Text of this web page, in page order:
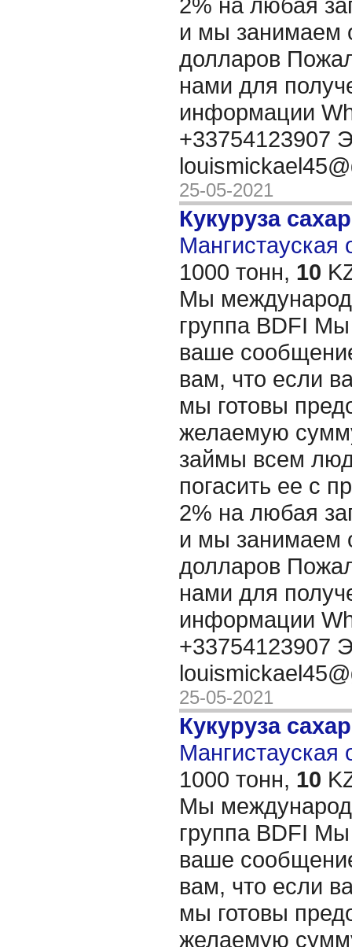
и мы занимаем
долларов
нами для
информации
+33754123907
25-05-2021
Кукуруза
Мангистауская
1000 тонн, 10
Мы
группа BDFI Мы
ваше
вам, что если
мы готовы
желаемую
займы всем
погасить ее с
2% на любая
и мы занимаем
долларов
нами для
информации
+33754123907
25-05-2021
Кукуруза
Мангистауская
1000 тонн, 10
Мы
группа BDFI Мы
ваше
вам, что если
мы готовы
желаемую